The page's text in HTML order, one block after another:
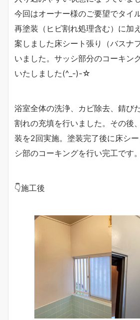
今回はオーナー様のご要望でタイ
再塗装（ヒビ割れ処理含む）に加
案しました床シート張り（バスナ
いました。サッシ部分のコーキン
いたしました(^_-)-☆
浴室全体の洗浄、カビ除去、錆び
割れの充填を行いました。その後
装を2回実施。塗装完了後に床シ
シ部のコーキングを行い完工です。
👇施工後